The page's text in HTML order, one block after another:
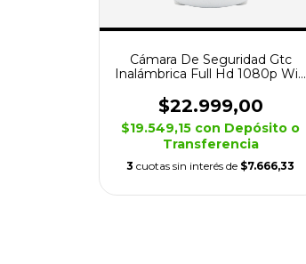
Cámara De Seguridad Gtc
Inalámbrica Full Hd 1080p Wifi
$22.999,00
$19.549,15 con Depósito o
Transferencia
3 cuotas sin interés de $7.666,33